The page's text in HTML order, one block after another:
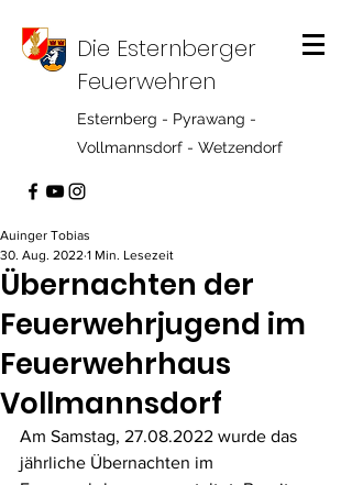
Die Esternberger
Feuerwehren
Esternberg - Pyrawang -
Vollmannsdorf - Wetzendorf
Übernachten der
Feuerwehrjugend im
Feuerwehrhaus
Vollmannsdorf
Auinger Tobias
30. Aug. 2022 1 Min. Lesezeit
Am Samstag, 27.08.2022 wurde das
jährliche Übernachten im